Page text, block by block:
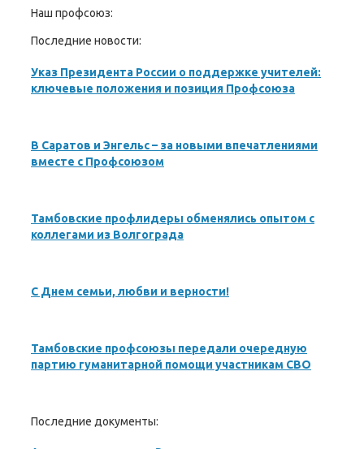
Наш профсоюз:
Последние новости:
Указ Президента России о поддержке учителей:
ключевые положения и позиция Профсоюза
В Саратов и Энгельс – за новыми впечатлениями
вместе с Профсоюзом
Тамбовские профлидеры обменялись опытом с
коллегами из Волгограда
С Днем семьи, любви и верности!
Тамбовские профсоюзы передали очередную
партию гуманитарной помощи участникам СВО
Последние документы: